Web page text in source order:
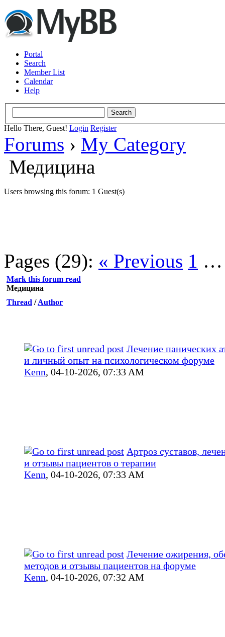
Portal
Search
Member List
Calendar
Help
Hello There, Guest! Login Register
Forums › My Category
Медицина
Users browsing this forum: 1 Guest(s)
Pages (29): « Previous 1
Mark this forum read
Медицина
Thread /Author
Лечение панических
и личный опыт на психологическом форуме
Kenn, 04-10-2026, 07:33 AM
Артроз суставов,
и отзывы пациентов о терапии
Kenn, 04-10-2026, 07:33 AM
Лечение ожирения,
методов и отзывы пациентов на форуме
Kenn, 04-10-2026, 07:32 AM